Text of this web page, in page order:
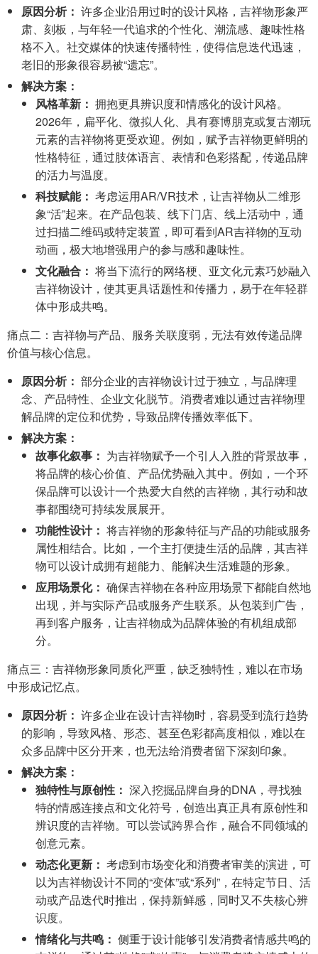
原因分析： 许多企业沿用过时的设计风格，吉祥物形象严
肃、刻板，与年轻一代追求的个性化、潮流感、趣味性格
格不入。社交媒体的快速传播特性，使得信息迭代迅速，
老旧的形象很容易被“遗忘”。
解决方案：
风格革新： 拥抱更具辨识度和情感化的设计风格。
2026年，扁平化、微拟人化、具有赛博朋克或复古潮玩
元素的吉祥物将更受欢迎。例如，赋予吉祥物更鲜明的
性格特征，通过肢体语言、表情和色彩搭配，传递品牌
的活力与温度。
科技赋能： 考虑运用AR/VR技术，让吉祥物从二维形
象“活”起来。在产品包装、线下门店、线上活动中，通
过扫描二维码或特定装置，即可看到AR吉祥物的互动
动画，极大地增强用户的参与感和趣味性。
文化融合： 将当下流行的网络梗、亚文化元素巧妙融入
吉祥物设计，使其更具话题性和传播力，易于在年轻群
体中形成共鸣。
痛点二：吉祥物与产品、服务关联度弱，无法有效传递品牌
价值与核心信息。
原因分析： 部分企业的吉祥物设计过于独立，与品牌理
念、产品特性、企业文化脱节。消费者难以通过吉祥物理
解品牌的定位和优势，导致品牌传播效率低下。
解决方案：
故事化叙事： 为吉祥物赋予一个引人入胜的背景故事，
将品牌的核心价值、产品优势融入其中。例如，一个环
保品牌可以设计一个热爱大自然的吉祥物，其行动和故
事都围绕可持续发展展开。
功能性设计： 将吉祥物的形象特征与产品的功能或服务
属性相结合。比如，一个主打便捷生活的品牌，其吉祥
物可以设计成拥有超能力、能解决生活难题的形象。
应用场景化： 确保吉祥物在各种应用场景下都能自然地
出现，并与实际产品或服务产生联系。从包装到广告，
再到客户服务，让吉祥物成为品牌体验的有机组成部
分。
痛点三：吉祥物形象同质化严重，缺乏独特性，难以在市场
中形成记忆点。
原因分析： 许多企业在设计吉祥物时，容易受到流行趋势
的影响，导致风格、形态、甚至色彩都高度相似，难以在
众多品牌中区分开来，也无法给消费者留下深刻印象。
解决方案：
独特性与原创性： 深入挖掘品牌自身的DNA，寻找独
特的情感连接点和文化符号，创造出真正具有原创性和
辨识度的吉祥物。可以尝试跨界合作，融合不同领域的
创意元素。
动态化更新： 考虑到市场变化和消费者审美的演进，可
以为吉祥物设计不同的“变体”或“系列”，在特定节日、活
动或产品迭代时推出，保持新鲜感，同时又不失核心辨
识度。
情绪化与共鸣： 侧重于设计能够引发消费者情感共鸣的